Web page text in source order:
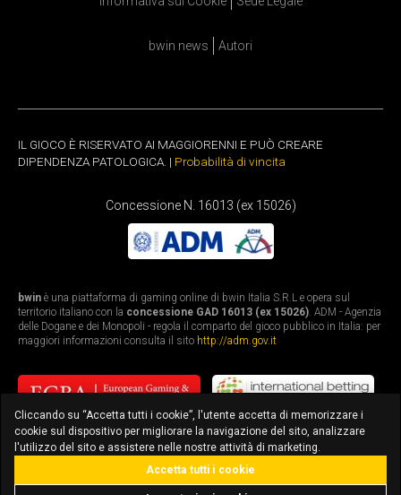
bwin news Autori
IL GIOCO È RISERVATO AI MAGGIORENNI E PUÒ CREARE
DIPENDENZA PATOLOGICA. | Probabilità di vincita
Concessione N. 16013 (ex 15026)
bwin è una piattaforma di gaming online di bwin Italia S.R.L e opera sul
territorio italiano con la concessione GAD 16013 (ex 15026). ADM - Agenzia
delle Dogane e dei Monopoli - regola il comparto del gioco pubblico in Italia: per
maggiori informazioni consulta il sito http://adm.gov.it
bonus fino a 3.010€ scarica l'app
Cliccando su “Accetta tutti i cookie”, l'utente accetta di memorizzare i
cookie sul dispositivo per migliorare la navigazione del sito, analizzare
l'utilizzo del sito e assistere nelle nostre attività di marketing.
Accetta tutti i cookie